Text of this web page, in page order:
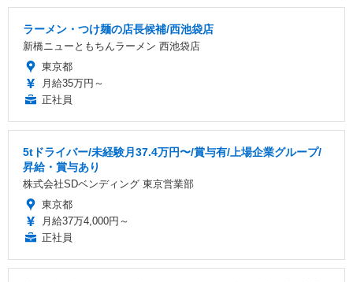
ラーメン・つけ麺の店長候補/西池袋店
新橋ニューともちんラーメン 西池袋店
東京都
月給35万円～
正社員
5tドライバー/未経験月37.4万円〜/賞与有/上場企業グループ/
昇給・賞与あり
株式会社SDベンディング 東京営業部
東京都
月給37万4,000円～
正社員